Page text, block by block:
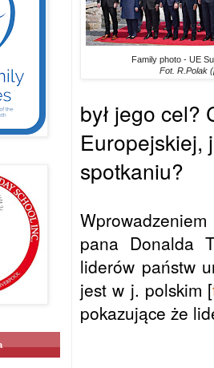
Family photo - UE
Fot. R.Polak
był jego cel?
Europejskiej,
spotkaniu?
pana Donalda
liderów państw
jest w j. polskim [
pokazujące że